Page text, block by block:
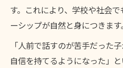
す。これにより、学校や社会
ーシップが自然と身につきます。
「人前で話すのが苦手だった
自信を持てるようになった」と